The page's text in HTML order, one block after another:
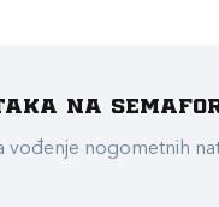
na
vođenje nogometnih